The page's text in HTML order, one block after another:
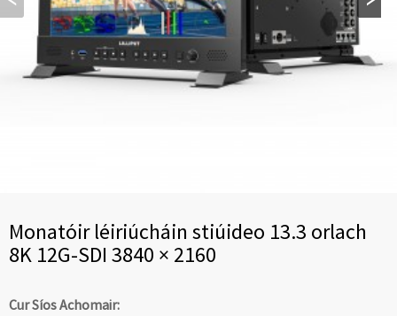
Monatóir léiriúcháin stiúideo 13.3 orlach
8K 12G-SDI 3840 × 2160
Cur Síos Achomair: